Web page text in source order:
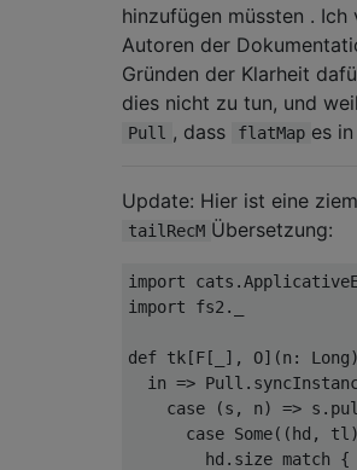
hinzufügen müssten . Ich
Autoren der
Gründen der Klarheit
dies nicht zu tun, und
Pull , dass flatMap es
Update: Hier ist eine
tailRecM Übersetzung:
import cats .
import fs2 .
def tk[F[ ], O](n : Long
  in
=> Pull .
case
(s , n) => s .
case Some((hd , tl
        hd
. size match
{